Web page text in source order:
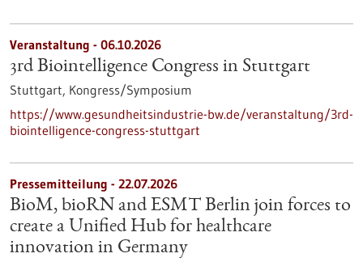
Veranstaltung - 06.10.2026
3rd Biointelligence Congress in Stuttgart
Stuttgart, Kongress/Symposium
https://www.gesundheitsindustrie-bw.de/veranstaltung/3rd-
biointelligence-congress-stuttgart
Pressemitteilung - 22.07.2026
BioM, bioRN and ESMT Berlin join forces to
create a Unified Hub for healthcare
innovation in Germany